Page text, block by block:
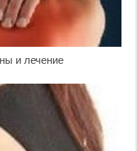
и лечение